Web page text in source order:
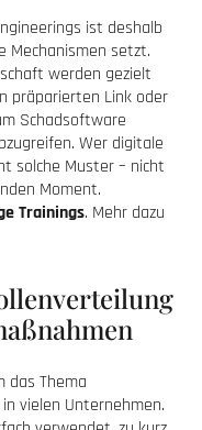
ist deshalb
Mechanismen setzt.
werden gezielt
präparierten Link oder
Schadsoftware
Wer digitale
solche Muster – nicht
Moment.
Trainings. Mehr dazu
das Thema
vielen Unternehmen.